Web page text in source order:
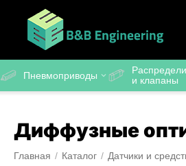
Пневмоприводы
и клапаны
Диффузные
Главная / Каталог / Датчики и